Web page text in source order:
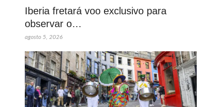
Iberia fretará voo exclusivo para
observar o…
agosto 5, 2026